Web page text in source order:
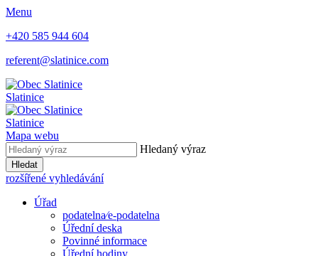
Menu
+420 585 944 604
referent@slatinice.com
Slatinice
Slatinice
Mapa webu
Hledaný výraz
Hledat
rozšířené vyhledávání
Úřad
podatelna⁄e-podatelna
Úřední deska
Povinné informace
Úřední hodiny